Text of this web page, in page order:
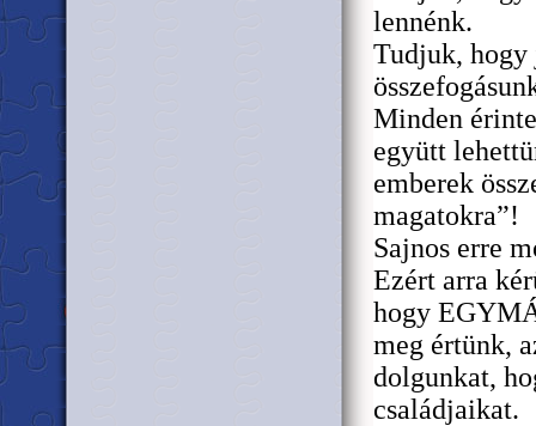
lennénk.
Tudjuk, hogy
Minden
együtt
emberek
magatokra”!
Sajnos erre
Ezért arra
hogy
meg értünk,
dolgunkat,
családjaikat.